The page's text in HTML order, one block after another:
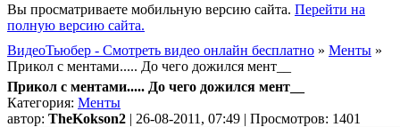
Вы просматриваете мобильную версию сайта. Перейти на
полную версию сайта.
ВидеоТьюбер - Смотреть видео онлайн бесплатно » Менты »
Прикол с ментами..... До чего дожился мент__
Прикол с ментами..... До чего дожился мент__
Категория: Менты
автор: TheKokson2 | 26-08-2011, 07:49 | Просмотров: 1401